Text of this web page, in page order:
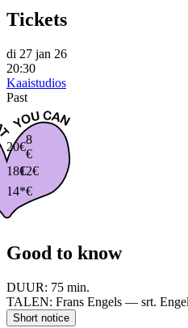
Tickets
di 27 jan 26
20:30
Kaaistudios
Past
20€
18€
14*€
12€
8
€
Good to know
DUUR: 75 min.
TALEN: Frans Engels — srt.
Short notice